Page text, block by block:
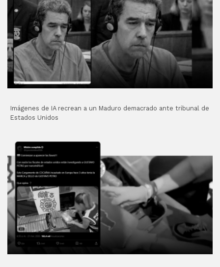
Imágenes de IA recrean a un Maduro demacrado ante tribunal de
Estados Unidos